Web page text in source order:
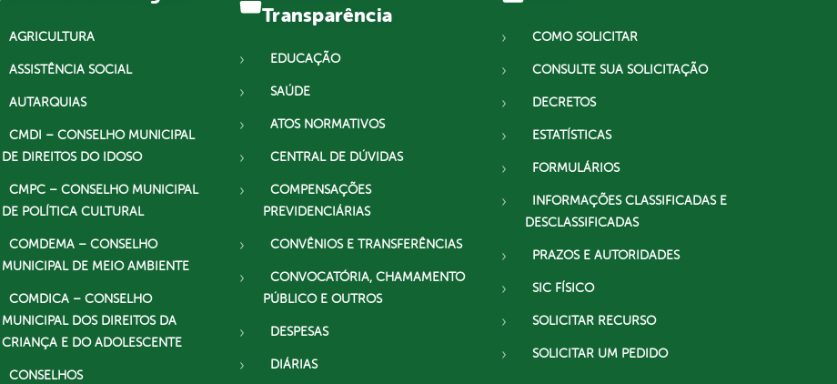
AGRICULTURA
ASSISTÊNCIA SOCIAL
AUTARQUIAS
CMDI – CONSELHO MUNICIPAL
DE DIREITOS DO IDOSO
CMPC – CONSELHO MUNICIPAL
DE POLÍTICA CULTURAL
COMDEMA – CONSELHO
MUNICIPAL DE MEIO AMBIENTE
COMDICA – CONSELHO
MUNICIPAL DOS DIREITOS DA
CRIANÇA E DO ADOLESCENTE
CONSELHOS
Transparência
EDUCAÇÃO
SAÚDE
ATOS NORMATIVOS
CENTRAL DE DÚVIDAS
COMPENSAÇÕES
PREVIDENCIÁRIAS
CONVÊNIOS E TRANSFERÊNCIAS
CONVOCATÓRIA, CHAMAMENTO
PÚBLICO E OUTROS
DESPESAS
DIÁRIAS
COMO SOLICITAR
CONSULTE SUA SOLICITAÇÃO
DECRETOS
ESTATÍSTICAS
FORMULÁRIOS
INFORMAÇÕES CLASSIFICADAS E
DESCLASSIFICADAS
PRAZOS E AUTORIDADES
SIC FÍSICO
SOLICITAR RECURSO
SOLICITAR UM PEDIDO